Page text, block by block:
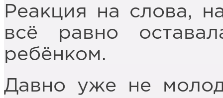
Реакция на слова,
всё равно
ребёнком.
Давно уже не